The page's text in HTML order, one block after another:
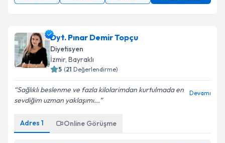
Dyt. Pınar Demir Topçu
Diyetisyen
İzmir, Bayraklı
5 (21 Değerlendirme)
Sağlıklı beslenme ve fazla kilolarimdan kurtulmada en
sevdiğim uzman yaklaşımı...
Devamı
Adres 1 Online Görüşme